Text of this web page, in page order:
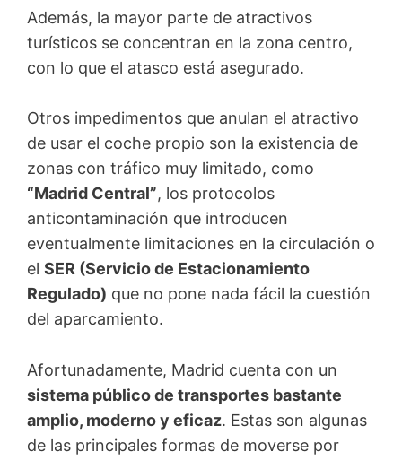
Además, la mayor parte de atractivos
turísticos se concentran en la zona centro,
con lo que el atasco está asegurado.
Otros impedimentos que anulan el atractivo
de usar el coche propio son la existencia de
zonas con tráfico muy limitado, como
“Madrid Central”, los protocolos
anticontaminación que introducen
eventualmente limitaciones en la circulación o
el SER (Servicio de Estacionamiento
Regulado) que no pone nada fácil la cuestión
del aparcamiento.
Afortunadamente, Madrid cuenta con un
sistema público de transportes bastante
amplio, moderno y eficaz. Estas son algunas
de las principales formas de moverse por